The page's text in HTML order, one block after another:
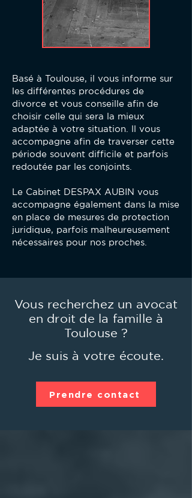
Basé à Toulouse, il vous informe sur
les différentes procédures de
divorce et vous conseille afin de
choisir celle qui sera la mieux
adaptée à votre situation. ll vous
accompagne afin de traverser cette
période souvent difficile et parfois
redoutée par les conjoints.
Le Cabinet DESPAX AUBIN vous
accompagne également dans la mise
en place de mesures de protection
juridique, parfois malheureusement
nécessaires pour nos proches.
Vous recherchez un avocat
en droit de la famille à
Toulouse ?
Je suis à votre écoute.
Prendre contact